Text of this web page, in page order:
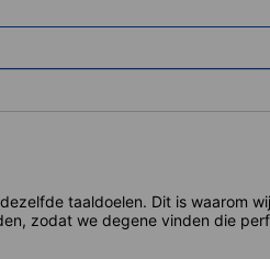
taaldoelen. Dit is waarom
zodat we degene vinden die